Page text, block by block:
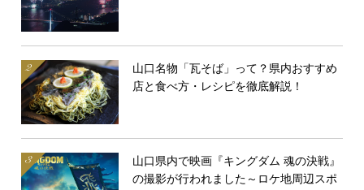
山口名物「瓦そば」って？県内おすすめ
店と食べ方・レシピを徹底解説！
山口県内で映画『キングダム 魂の決戦』
の撮影が行われました～ロケ地周辺スポ